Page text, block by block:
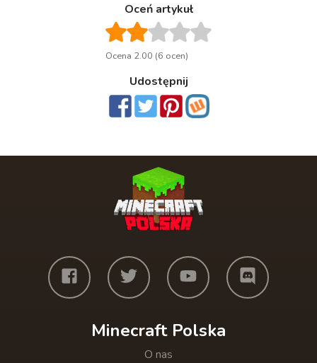
Oceń artykuł
Ocena 2.00 (6 ocen)
Udostępnij
Minecraft Polska
O nas